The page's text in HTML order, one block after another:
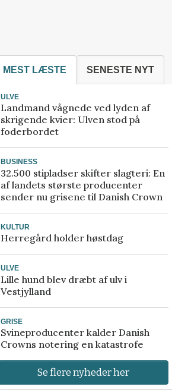
MEST LÆSTE SENESTE NYT
ULVE
Landmand vågnede ved lyden af
skrigende kvier: Ulven stod på
foderbordet
BUSINESS
32.500 stipladser skifter slagteri: En
af landets største producenter
sender nu grisene til Danish Crown
KULTUR
Herregård holder høstdag
ULVE
Lille hund blev dræbt af ulv i
Vestjylland
GRISE
Svineproducenter kalder Danish
Crowns notering en katastrofe
Se flere nyheder her